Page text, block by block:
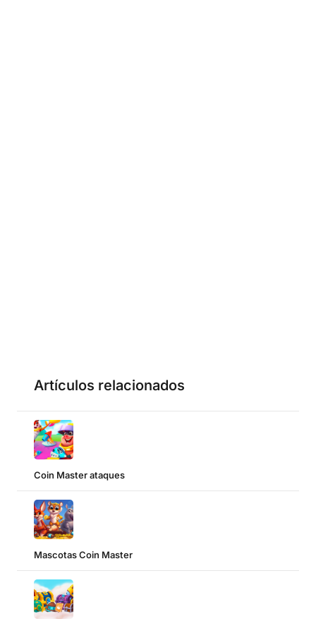
Artículos relacionados
Coin Master ataques
Mascotas Coin Master